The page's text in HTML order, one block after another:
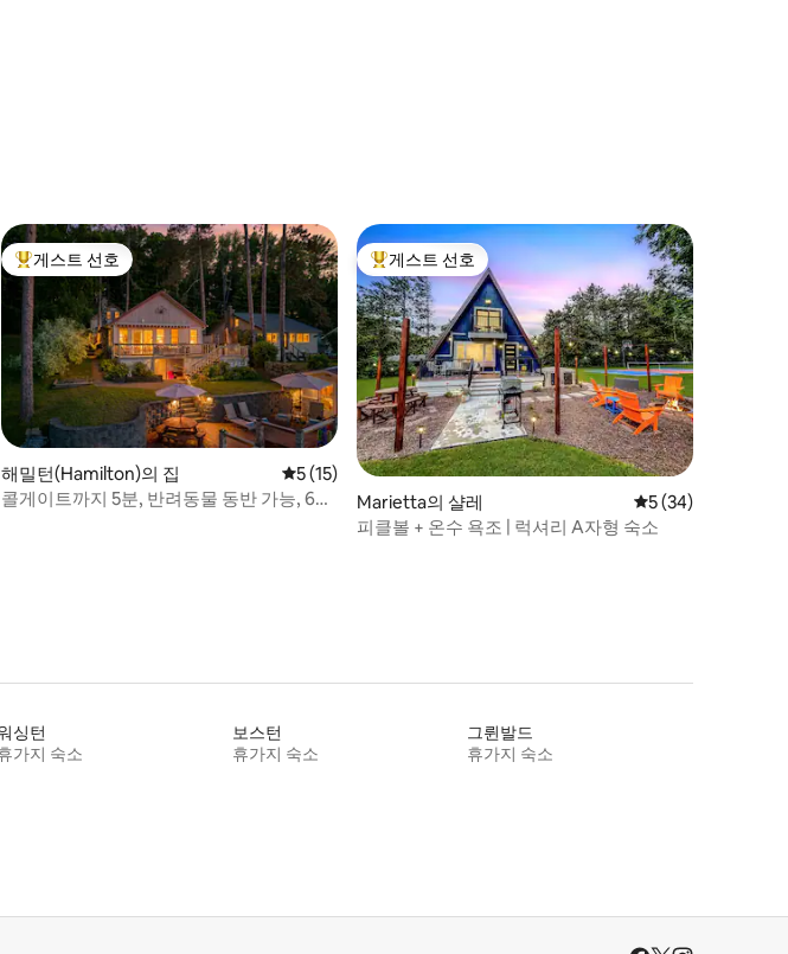
만점), 후기 91개
점 만점), 후기 11개
상위 게스트 선호
게스트 선호
해밀턴(Hamilton)의 집 평점 5점(5점 만점), 후기 15개
5 (15)
콜게이트까지 5분, 반려동물 동반 가능, 6명
상위 게스트 선호
게스트 선호
Marietta의 샬레 평점 5점(5점 만점
5 (34)
피클볼 + 온수 욕조 | 럭셔리 A자형 숙소
싱턴
가지 숙소
보스턴
휴가지 숙소
그륀발드
휴가지 숙소